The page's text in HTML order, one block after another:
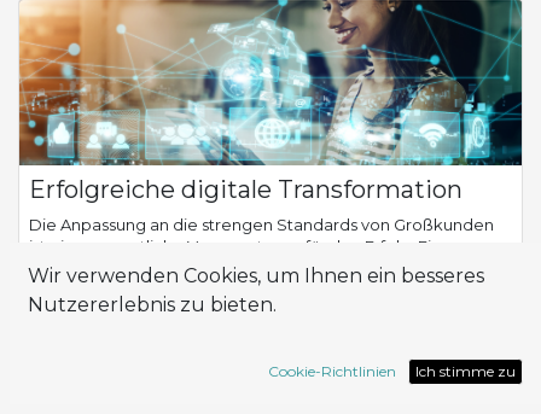
Erfolgreiche digitale Transformation
Die Anpassung an die strengen Standards von Großkunden
ist eine wesentliche Voraussetzung für den Erfolg. Ein
Unternehmen stand vor dieser Herausforderung, als es mit
einer multinationalen Vertriebske...
Lösungen
Wir verwenden Cookies, um Ihnen ein besseres
Nutzererlebnis zu bieten.
Cookie-Richtlinien Ich stimme zu